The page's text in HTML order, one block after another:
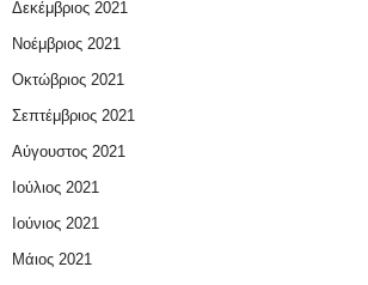
Δεκέμβριος 2021
Νοέμβριος 2021
Οκτώβριος 2021
Σεπτέμβριος 2021
Αύγουστος 2021
Ιούλιος 2021
Ιούνιος 2021
Μάιος 2021